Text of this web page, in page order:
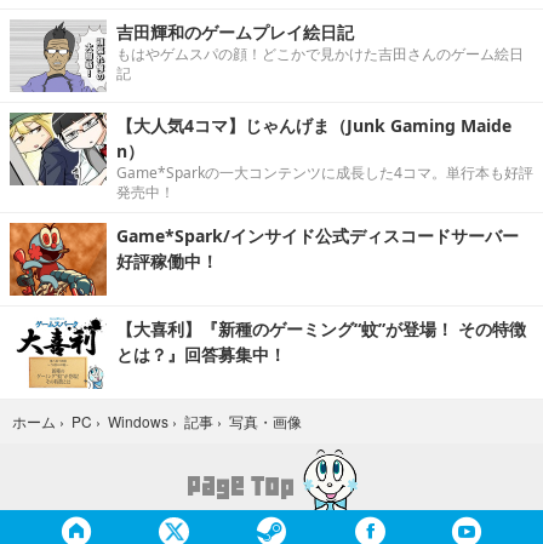
吉田輝和のゲームプレイ絵日記
もはやゲムスパの顔！どこかで見かけた吉田さんのゲーム絵日
記
【大人気4コマ】じゃんげま（Junk Gaming Maide
n）
Game*Sparkの一大コンテンツに成長した4コマ。単行本も好評
発売中！
Game*Spark/インサイド公式ディスコードサーバー
好評稼働中！
【大喜利】『新種のゲーミング“蚊”が登場！ その特徴
とは？』回答募集中！
ホーム › PC › Windows › 記事 › 写真・画像